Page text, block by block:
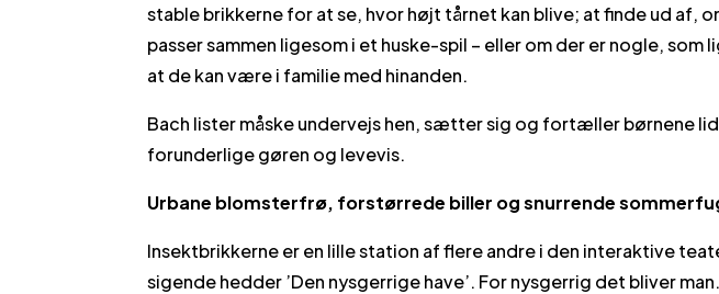
stable brikkerne for at se, hvor højt tårnet kan blive; at finde ud af,
passer sammen ligesom i et huske-spil – eller om der er nogle, som
at de kan være i familie med hinanden.
Bach lister måske undervejs hen, sætter sig og fortæller børnene
forunderlige gøren og levevis.
Urbane blomsterfrø, forstørrede biller og snurrende
Insektbrikkerne er en lille station af flere andre i den interaktive
sigende hedder ’Den nysgerrige have’. For nysgerrig det bliver